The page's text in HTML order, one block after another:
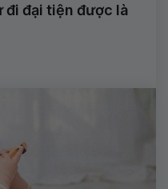
đi đại tiện được là